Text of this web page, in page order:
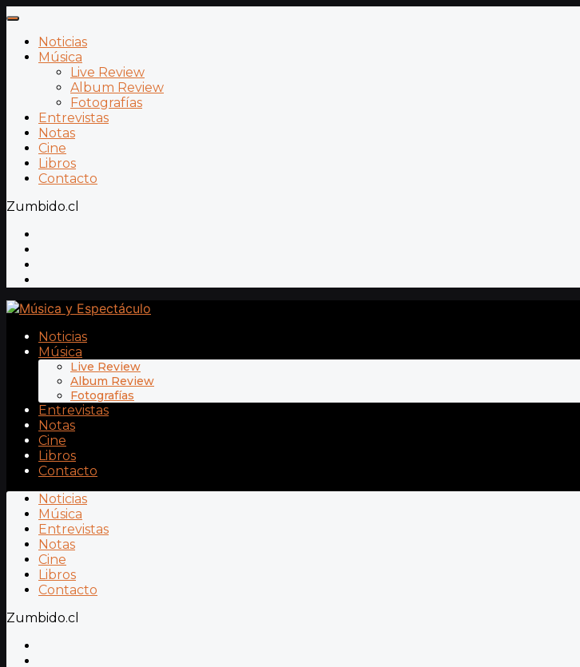
Noticias
Música
Live Review
Album Review
Fotografías
Entrevistas
Notas
Cine
Libros
Contacto
Zumbido.cl
Noticias
Música
Live Review
Album Review
Fotografías
Entrevistas
Notas
Cine
Libros
Contacto
Noticias
Música
Entrevistas
Notas
Cine
Libros
Contacto
Zumbido.cl